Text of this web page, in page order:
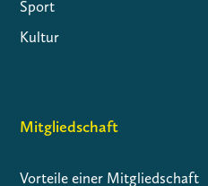
Sport
Kultur
Mitgliedschaft
Vorteile einer Mitgliedschaft